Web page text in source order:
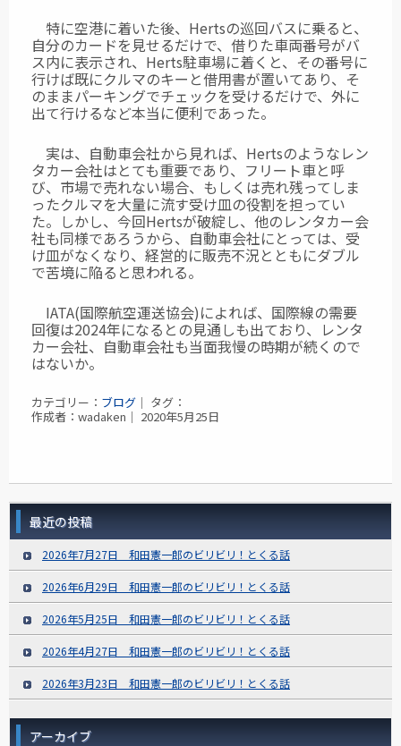
特に空港に着いた後、Hertsの巡回バスに乗ると、
自分のカードを見せるだけで、借りた車両番号がバ
ス内に表示され、Herts駐車場に着くと、その番号に
行けば既にクルマのキーと借用書が置いてあり、そ
のままパーキングでチェックを受けるだけで、外に
出て行けるなど本当に便利であった。
実は、自動車会社から見れば、Hertsのようなレン
タカー会社はとても重要であり、フリート車と呼
び、市場で売れない場合、もしくは売れ残ってしま
ったクルマを大量に流す受け皿の役割を担ってい
た。しかし、今回Hertsが破綻し、他のレンタカー会
社も同様であろうから、自動車会社にとっては、受
け皿がなくなり、経営的に販売不況とともにダブル
で苦境に陥ると思われる。
IATA(国際航空運送協会)によれば、国際線の需要
回復は2024年になるとの見通しも出ており、レンタ
カー会社、自動車会社も当面我慢の時期が続くので
はないか。
カテゴリー： ブログ ｜ タグ：
作成者：wadaken｜ 2020年5月25日
最近の投稿
2026年7月27日 和田憲一郎のビリビリ！とくる話
2026年6月29日 和田憲一郎のビリビリ！とくる話
2026年5月25日 和田憲一郎のビリビリ！とくる話
2026年4月27日 和田憲一郎のビリビリ！とくる話
2026年3月23日 和田憲一郎のビリビリ！とくる話
アーカイブ